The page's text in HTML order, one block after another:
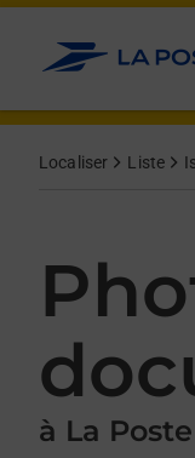
Allez au contenu
Localiser Liste
à La
Afficher ou masquer
Afficher ou masquer
Afficher ou masquer